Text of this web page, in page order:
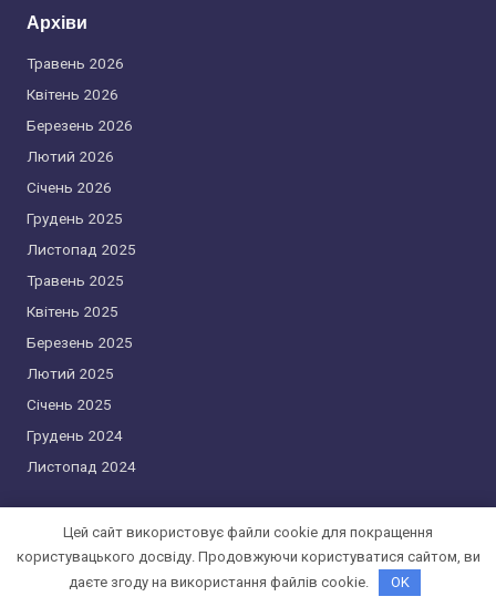
Архіви
Травень 2026
Квітень 2026
Березень 2026
Лютий 2026
Січень 2026
Грудень 2025
Листопад 2025
Травень 2025
Квітень 2025
Березень 2025
Лютий 2025
Січень 2025
Грудень 2024
Листопад 2024
cryptosfera.com.ua. All rights reserved.
Цей сайт використовує файли cookie для покращення
користувацького досвіду. Продовжуючи користуватися сайтом, ви
даєте згоду на використання файлів cookie.
OK